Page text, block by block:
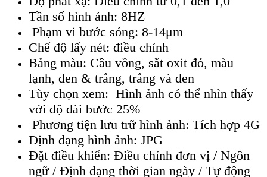
Tần số hình ảnh: 8HZ
Phạm vi bước sóng: 8-14μm
Chế độ lấy nét: điều chỉnh
Bảng màu: Cầu vồng, sắt oxit đỏ, màu
lạnh, đen & trắng, trắng và đen
Tùy chọn xem: Hình ảnh có thể nhìn thấy
với độ dài bước 25%
Phương tiện lưu trữ hình ảnh: Tích hợp 4G
Định dạng hình ảnh: JPG
Đặt điều khiển: Điều chỉnh đơn vị / Ngôn
ngữ / Định dạng thời gian ngày / Tự động